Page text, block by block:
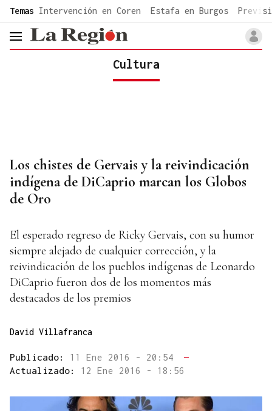
common.go-to-content
Temas Intervención en Coren Estafa en Burgos
header.menu.open
Cultura
Los chistes de Gervais y la reivindicación
indígena de DiCaprio marcan los Globos
de Oro
El esperado regreso de Ricky Gervais, con su humor
siempre alejado de cualquier corrección, y la
reivindicación de los pueblos indígenas de Leonardo
DiCaprio fueron dos de los momentos más
destacados de los premios
David Villafranca
Publicado: 11 Ene 2016 - 20:54
—
Actualizado: 12 Ene 2016 - 18:56